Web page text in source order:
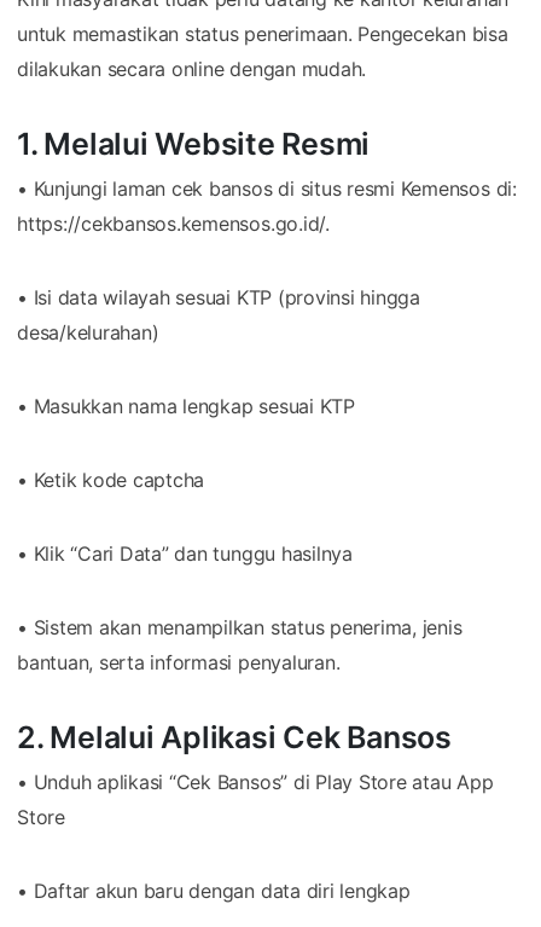
untuk memastikan status penerimaan. Pengecekan bisa
dilakukan secara online dengan mudah.
1. Melalui Website Resmi
• Kunjungi laman cek bansos di situs resmi Kemensos di:
https://cekbansos.kemensos.go.id/.
• Isi data wilayah sesuai KTP (provinsi hingga
desa/kelurahan)
• Masukkan nama lengkap sesuai KTP
• Ketik kode captcha
• Klik “Cari Data” dan tunggu hasilnya
• Sistem akan menampilkan status penerima, jenis
bantuan, serta informasi penyaluran.
2. Melalui Aplikasi Cek Bansos
• Unduh aplikasi “Cek Bansos” di Play Store atau App
Store
• Daftar akun baru dengan data diri lengkap